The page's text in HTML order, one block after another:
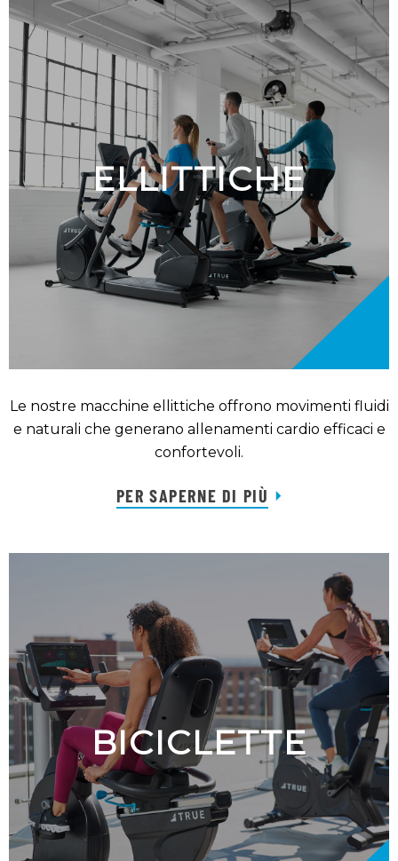
ELLITTICHE
Le nostre macchine ellittiche offrono movimenti fluidi
e naturali che generano allenamenti cardio efficaci e
confortevoli.
PER SAPERNE DI PIÙ
BICICLETTE